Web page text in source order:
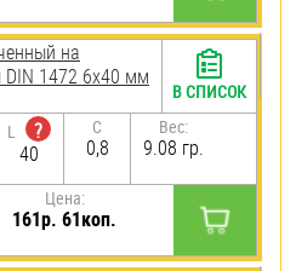
на
DIN 1472 6х40 мм
L
?
40
C
0,8
Вес:
9.08 гр.
Цена:
161р. 61коп.
В СПИСОК